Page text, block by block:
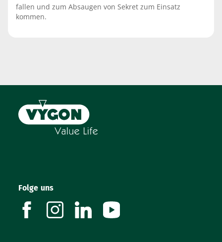
fallen und zum Absaugen von Sekret zum Einsatz
kommen.
Folge uns